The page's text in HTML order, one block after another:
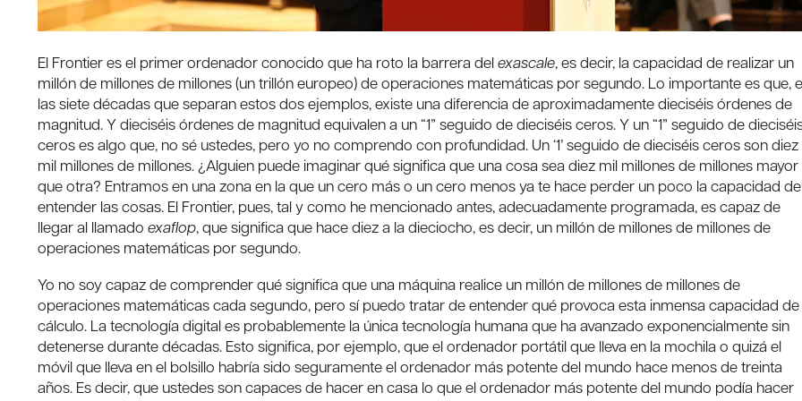
El Frontier es el primer ordenador conocido que ha roto la barrera delexascale, es decir, la capacidad de realizar un
millón de millones de millones (un trillón europeo) de operaciones matemáticas por segundo. Lo importante es que,
las siete décadas que separan estos dos ejemplos, existe una diferencia de aproximadamente dieciséis órdenes de
magnitud. Y dieciséis órdenes de magnitud equivalen a un “1” seguido de dieciséis ceros. Y un “1” seguido de
ceros es algo que, no sé ustedes, pero yo no comprendo con profundidad. Un ‘1’ seguido de dieciséis ceros son diez
mil millones de millones. ¿Alguien puede imaginar qué significa que una cosa sea diez mil millones de millones mayor
que otra? Entramos en una zona en la que un cero más o un cero menos ya te hace perder un poco la capacidad de
entender las cosas. El Frontier, pues, tal y como he mencionado antes, adecuadamente programada, es capaz de
llegar al llamado exaflop, que significa que hace diez a la dieciocho, es decir, un millón de millones de millones de
operaciones matemáticas por segundo.
Yo no soy capaz de comprender qué significa que una máquina realice un millón de millones de millones de
operaciones matemáticas cada segundo, pero sí puedo tratar de entender qué provoca esta inmensa capacidad de
cálculo. La tecnología digital es probablemente la única tecnología humana que ha avanzado exponencialmente sin
detenerse durante décadas. Esto significa, por ejemplo, que el ordenador portátil que lleva en la mochila o quizá el
móvil que lleva en el bolsillo habría sido seguramente el ordenador más potente del mundo hace menos de treinta
años. Es decir, que ustedes son capaces de hacer en casa lo que el ordenador más potente del mundo podía hacer